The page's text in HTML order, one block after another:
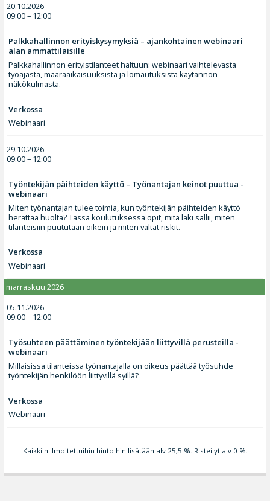
20.10.2026
09:00 – 12:00
Palkkahallinnon erityiskysymyksiä – ajankohtainen webinaari
alan ammattilaisille
Palkkahallinnon erityistilanteet haltuun: webinaari vaihtelevasta
työajasta, määräaikaisuuksista ja lomautuksista käytännön
näkökulmasta.
Verkossa
Webinaari
29.10.2026
09:00 – 12:00
Työntekijän päihteiden käyttö – Työnantajan keinot puuttua -
webinaari
Miten työnantajan tulee toimia, kun työntekijän päihteiden käyttö
herättää huolta? Tässä koulutuksessa opit, mitä laki sallii, miten
tilanteisiin puututaan oikein ja miten vältät riskit.
Verkossa
Webinaari
marraskuu 2026
05.11.2026
09:00 – 12:00
Työsuhteen päättäminen työntekijään liittyvillä perusteilla -
webinaari
Millaisissa tilanteissa työnantajalla on oikeus päättää työsuhde
työntekijän henkilöön liittyvillä syillä?
Verkossa
Webinaari
Kaikkiin ilmoitettuihin hintoihin lisätään alv 25,5 %. Risteilyt alv 0 %.